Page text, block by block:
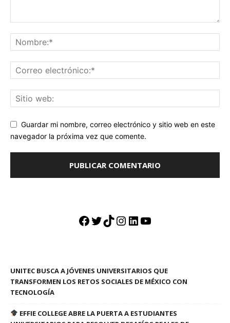
Guardar mi nombre, correo electrónico y sitio web en este
navegador la próxima vez que comente.
Facebook
Twitter
TikTok
Instagram
LinkedIn
YouTube
UNITEC BUSCA A JÓVENES UNIVERSITARIOS QUE
TRANSFORMEN LOS RETOS SOCIALES DE MÉXICO CON
TECNOLOGÍA
EFFIE COLLEGE ABRE LA PUERTA A ESTUDIANTES